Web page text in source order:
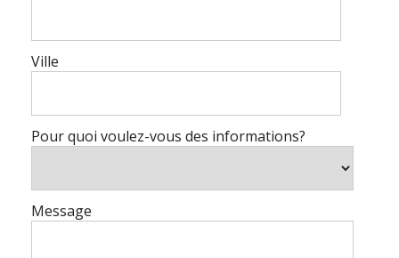
Ville
Pour quoi voulez-vous des informations?
Message